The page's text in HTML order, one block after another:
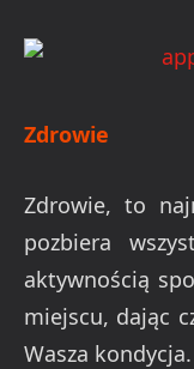
Zdrowie
Zdrowie, to
pozbiera
aktywnością
miejscu, dając
Wasza kondycja.